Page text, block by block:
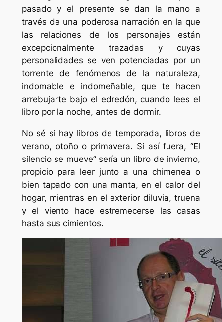
pasado y el presente se dan la mano a
través de una poderosa narración en la que
las relaciones de los personajes están
excepcionalmente trazadas y cuyas
personalidades se ven potenciadas por un
torrente de fenómenos de la naturaleza,
indomable e indomeñable, que te hacen
arrebujarte bajo el edredón, cuando lees el
libro por la noche, antes de dormir.
No sé si hay libros de temporada, libros de
verano, otoño o primavera. Si así fuera, “El
silencio se mueve” sería un libro de invierno,
propicio para leer junto a una chimenea o
bien tapado con una manta, en el calor del
hogar, mientras en el exterior diluvia, truena
y el viento hace estremecerse las casas
hasta sus cimientos.